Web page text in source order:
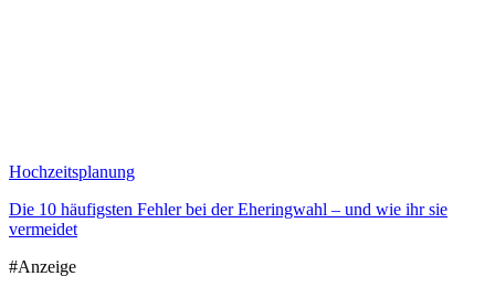
Hochzeitsplanung
Die 10 häufigsten Fehler bei der Eheringwahl – und wie ihr sie
vermeidet
#Anzeige